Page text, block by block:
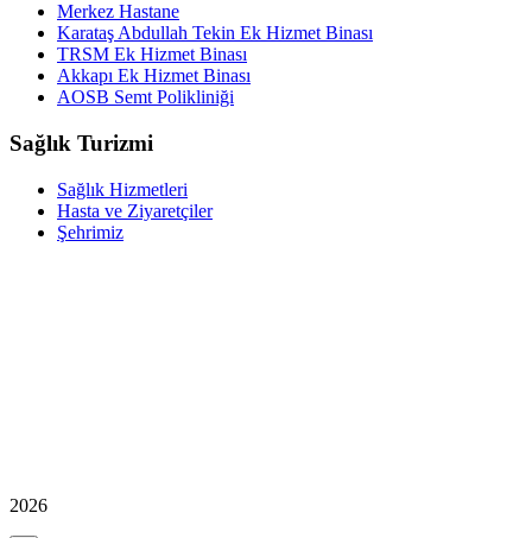
Merkez Hastane
Karataş Abdullah Tekin Ek Hizmet Binası
TRSM Ek Hizmet Binası
Akkapı Ek Hizmet Binası
AOSB Semt Polikliniği
Sağlık Turizmi
Sağlık Hizmetleri
Hasta ve Ziyaretçiler
Şehrimiz
2026